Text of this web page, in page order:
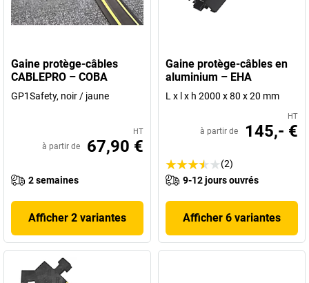
Gaine protège-câbles
CABLEPRO – COBA
GP1Safety, noir / jaune
HT
à partir de 67,90 €
2 semaines
Afficher 2 variantes
Gaine protège-câbles en
aluminium – EHA
L x l x h 2000 x 80 x 20 mm
HT
à partir de 145,- €
(2)
9-12 jours ouvrés
Afficher 6 variantes